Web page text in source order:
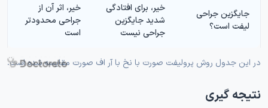
جایگزین جراحی
لیفت است؟
خیر، برای افتادگی
شدید جایگزین
جراحی نیست
خیر، اثر آن از
جراحی محدودتر
است
در این جدول روش پرولیفت صورت با نخ با آر اف صورت مقایسه شده است.
نتیجه گیری